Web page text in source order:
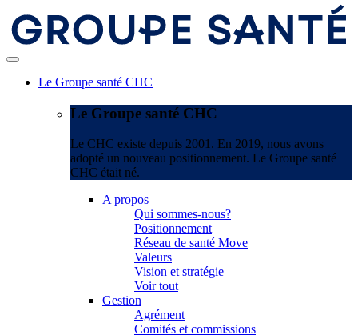
Le Groupe santé CHC
Le Groupe santé CHC
Le CHC existe depuis 2001. En 2019, nous avons
adopté un nouveau positionnement. Le Groupe santé
CHC était né.
A propos
Qui sommes-nous?
Positionnement
Réseau de santé Move
Valeurs
Vision et stratégie
Voir tout
Gestion
Agrément
Comités et commissions